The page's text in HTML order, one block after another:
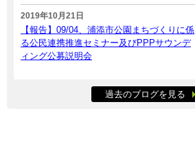
2019年10月21日
【報告】09/04、浦添市公園まちづくりに係
る公民連携推進セミナー及びPPPサウンデ
ィング公募説明会
過去のブログを見る